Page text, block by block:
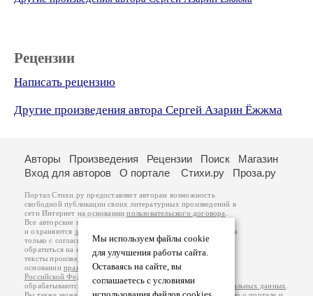
Рецензии
Написать рецензию
Другие произведения автора Сергей Азарин Ёжжма
Мы используем файлы cookie
для улучшения работы сайта.
Оставаясь на сайте, вы
соглашаетесь с условиями
Авторы Произведения Рецензии Поиск
Магазин
Вход для авторов
О портале Стихи.ру Проза.ру
Портал Стихи.ру предоставляет авторам возможность
свободной публикации своих литературных произведений в
сети Интернет на основаниипользовательского договора
Все авторские права на произведения принадлежат авторам
и охраняются законом
. Перепечатка произведений возможна
только с согласия его автора, к которому вы можете
обратиться на его авторской странице. Ответственность за
тексты произведений авторы несут самостоятельно на
основанииправил публикацииизаконодательства
Российской Федерации
обрабатываются на основанииПолитики обработки персональных данных